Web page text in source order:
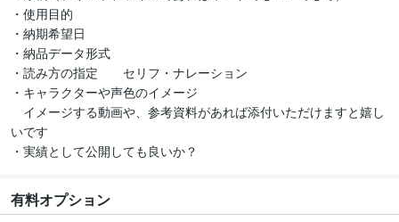
・使用目的
・納期希望日
・納品データ形式
・読み方の指定　　セリフ・ナレーション
・キャラクターや声色のイメージ
イメージする動画や、参考資料があれば添付いただけますと嬉し
いです
有料オプション